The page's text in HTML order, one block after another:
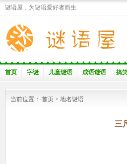
谜语屋，为谜语爱好者而生
首页 字谜 儿童谜语 成语谜语 搞
当前位置： 首页 > 地名谜语
三